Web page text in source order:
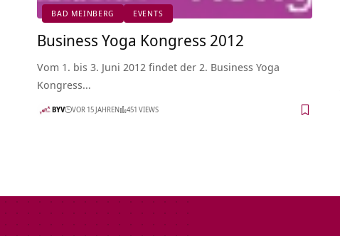
BAD MEINBERG EVENTS
Business Yoga Kongress 2012
Vom 1. bis 3. Juni 2012 findet der 2. Business Yoga
Kongress…
BYV VOR 15 JAHREN 451 VIEWS